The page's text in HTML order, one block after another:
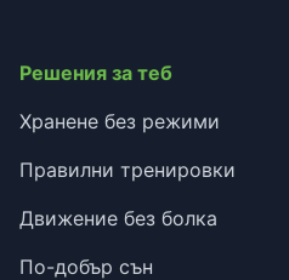
Решения за теб
Хранене без режими
Правилни тренировки
Движение без болка
По-добър сън